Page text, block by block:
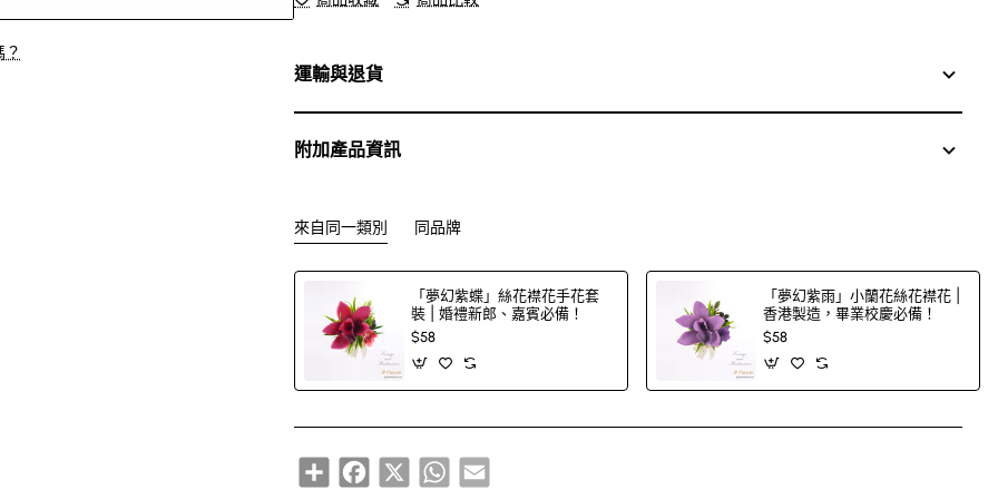
運輸與退貨
附加產品資訊
來自同一類別 同品牌
「夢幻紫蝶」絲花襟花手花套
裝 | 婚禮新郎、嘉賓必備！
$58
「夢幻紫雨」小蘭花絲花襟花 |
香港製造，畢業校慶必備！
$58
ShareFacebook
X WhatsApp
Email